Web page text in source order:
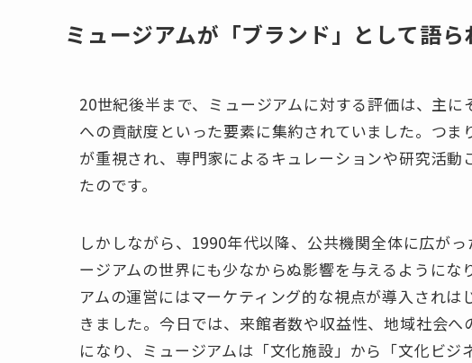
ミュージアムが「ブランド」として語ら
20世紀後半まで、ミュージアムに対する評価は、主
への貢献度といった要素に集約されていました。つ
が重視され、専門家によるキュレーションや研究活
たのです。
しかしながら、1990年代以降、公共機関全体に広
ージアムの世界にも少なからぬ影響を与えるように
アムの運営にはマーケティング的な視点が導入され
きました。今日では、来館者数や収益性、地域社会
になり、ミュージアムは「文化施設」から「文化ビジ